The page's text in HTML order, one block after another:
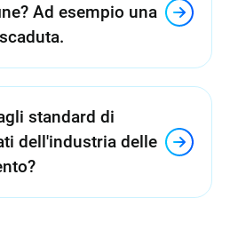
Ad esempio una
standard di
dell'industria delle